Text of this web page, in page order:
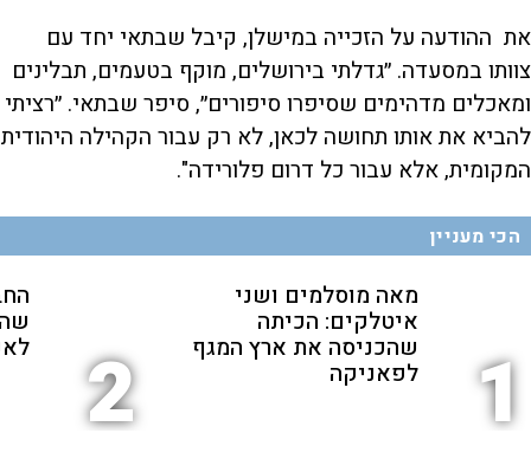
את ההודעה על הזכייה במישלן, קיבל שבתאי יחד עם
צוותו במסעדה. ״גדלתי בירושלים, מוקף בטעמים, תבלינים
ומאכלים מדהימים שסיפרו סיפורים״, סיפר שבתאי. ״רציתי
להביא את אותו תחושה לכאן, לא רק עבור הקהילה היהודית
המקומית, אלא עבור כל דרום פלורידה".
הכי מעניין
1
מאה מוסלמים ושני
איטלקים: הכיתה
שהכניסה את ארץ המגף
לפאניקה 2